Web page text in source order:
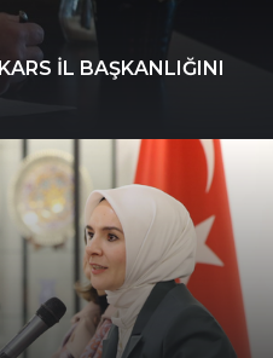
İL BAŞKANLIĞINI